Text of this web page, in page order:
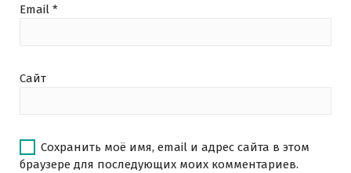
Email *
Сайт
Сохранить моё имя, email и адрес сайта в этом
браузере для последующих моих комментариев.